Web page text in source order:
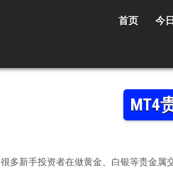
首页 今
MT4
很多新手投资者在做黄金、白银等贵金